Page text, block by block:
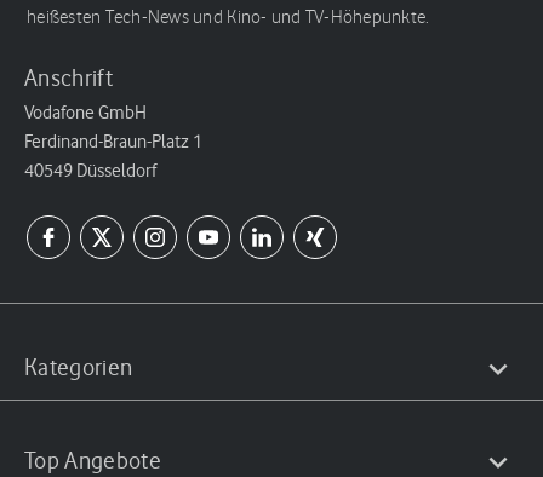
heißesten Tech-News und Kino- und TV-Höhepunkte.
Anschrift
Vodafone GmbH
Ferdinand-Braun-Platz 1
40549 Düsseldorf
Kategorien
Top Angebote